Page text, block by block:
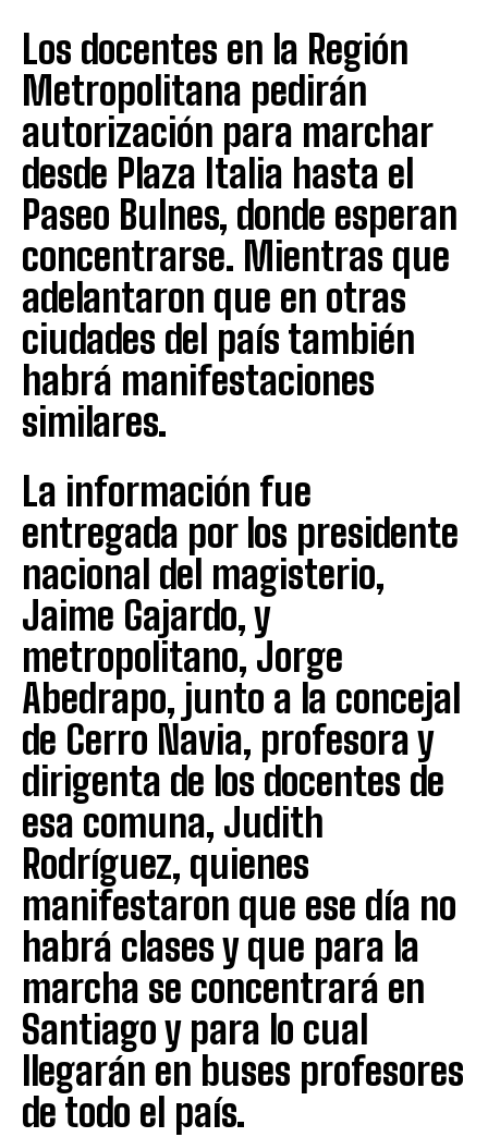
Los docentes en la Región
Metropolitana pedirán
autorización para marchar
desde Plaza Italia hasta el
Paseo Bulnes, donde esperan
concentrarse. Mientras que
adelantaron que en otras
ciudades del país también
habrá manifestaciones
similares.
La información fue
entregada por los presidente
nacional del magisterio,
Jaime Gajardo, y
metropolitano, Jorge
Abedrapo, junto a la concejal
de Cerro Navia, profesora y
dirigenta de los docentes de
esa comuna, Judith
Rodríguez, quienes
manifestaron que ese día no
habrá clases y que para la
marcha se concentrará en
Santiago y para lo cual
llegarán en buses profesores
de todo el país.